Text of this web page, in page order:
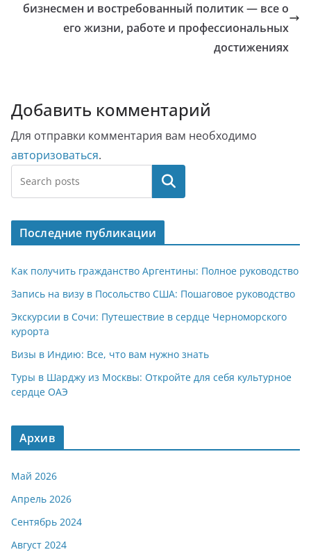
бизнесмен и востребованный политик — все о
его жизни, работе и профессиональных
достижениях
Добавить комментарий
Для отправки комментария вам необходимо
авторизоваться.
Поиск
Последние публикации
Как получить гражданство Аргентины: Полное руководство
Запись на визу в Посольство США: Пошаговое руководство
Экскурсии в Сочи: Путешествие в сердце Черноморского
курорта
Визы в Индию: Все, что вам нужно знать
Туры в Шарджу из Москвы: Откройте для себя культурное
сердце ОАЭ
Архив
Май 2026
Апрель 2026
Сентябрь 2024
Август 2024